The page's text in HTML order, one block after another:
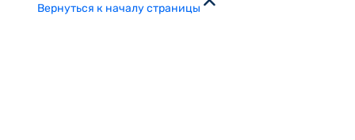
Вернуться к началу страницы